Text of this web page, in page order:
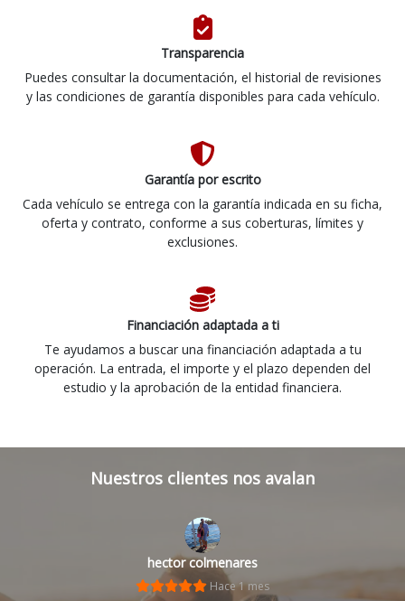
Transparencia
Puedes consultar la documentación, el historial de revisiones
y las condiciones de garantía disponibles para cada vehículo.
Garantía por escrito
Cada vehículo se entrega con la garantía indicada en su ficha,
oferta y contrato, conforme a sus coberturas, límites y
exclusiones.
Financiación adaptada a ti
Te ayudamos a buscar una financiación adaptada a tu
operación. La entrada, el importe y el plazo dependen del
estudio y la aprobación de la entidad financiera.
Nuestros clientes nos avalan
hector colmenares
Hace 1 mes